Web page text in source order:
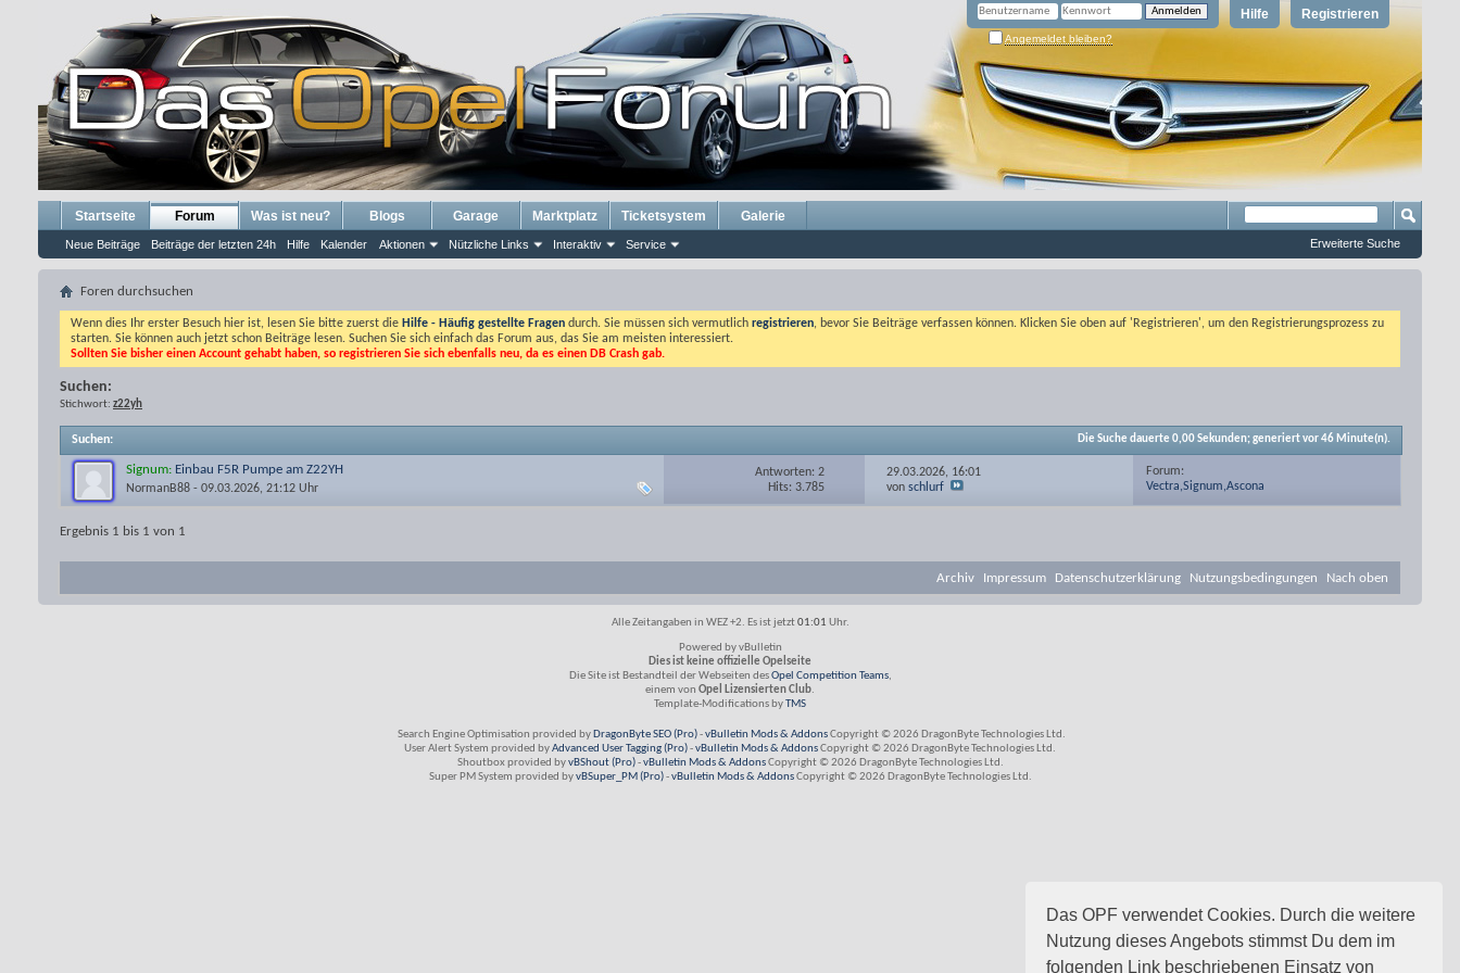
Das OPF verwendet Cookies. Durch die weitere
Nutzung dieses Angebots stimmst Du dem im
folgenden Link beschriebenen Einsatz von
Registrieren
Hilfe
Angemeldet bleiben?
Startseite Forum
Neue Beiträge Beiträge der letzten 24h Hilfe Kalender Aktionen Nützliche Links Interaktiv Service
Was ist neu? Blogs Garage Marktplatz Ticketsystem Galerie
Erweiterte Suche
Foren durchsuchen
Wenn dies Ihr erster Besuch hier ist, lesen Sie bitte zuerst die Hilfe - Häufig gestellte Fragen durch. Sie müssen sich vermutlich registrieren, bevor Sie Beiträge verfassen können. Klicken Sie oben auf 'Registrieren', um den Registrierungsprozess zu
starten. Sie können auch jetzt schon Beiträge lesen. Suchen Sie sich einfach das Forum aus, das Sie am meisten interessiert.
Sollten Sie bisher einen Account gehabt haben, so registrieren Sie sich ebenfalls neu, da es einen DB Crash gab.
Suchen:
Stichwort: z22yh
Suchen: Die Suche dauerte 0,00Sekunden; generiert vor 46 Minute(n).
Signum: Einbau F5R Pumpe am Z22YH
NormanB88 - 09.03.2026, 21:12 Uhr
Antworten: 2
Hits: 3.785
29.03.2026, 16:01
vonschlurf
Forum:
Vectra,Signum,Ascona
Ergebnis 1 bis 1 von 1
Archiv Impressum Datenschutzerklärung Nutzungsbedingungen Nach oben
Alle Zeitangaben in WEZ +2. Es ist jetzt01:01 Uhr.
Powered by vBulletin
Dies ist keine offizielle Opelseite
Die Site ist Bestandteil der Webseiten desOpel Competition Teams,
einem von Opel Lizensierten Club.
Template-Modifications byTMS
Search Engine Optimisation provided by DragonByte SEO (Pro)-vBulletin Mods & AddonsCopyright © 2026 DragonByte Technologies Ltd.
User Alert System provided byAdvanced User Tagging (Pro)-vBulletin Mods & AddonsCopyright © 2026 DragonByte Technologies Ltd.
Shoutbox provided byvBShout (Pro)-vBulletin Mods & AddonsCopyright © 2026 DragonByte Technologies Ltd.
Super PM System provided byvBSuper_PM (Pro)-vBulletin Mods & AddonsCopyright © 2026 DragonByte Technologies Ltd.